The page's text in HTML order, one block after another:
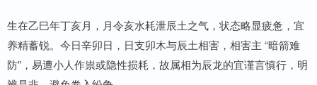
生在乙巳年丁亥月，月令亥水耗泄辰土之气，状态略显疲惫，宜
养精蓄锐。今日辛卯日，日支卯木与辰土相害，相害主 “暗箭难
防”，易遭小人作祟或隐性损耗，故属相为辰龙的宜谨言慎行，明